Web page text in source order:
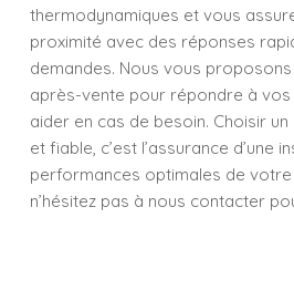
thermodynamiques et vous
proximité avec des réponses
demandes. Nous vous
après-vente pour répondre à
aider en cas de besoin. Choisir
et fiable, c’est l’assurance d’une
performances optimales de
n’hésitez pas à nous contacter